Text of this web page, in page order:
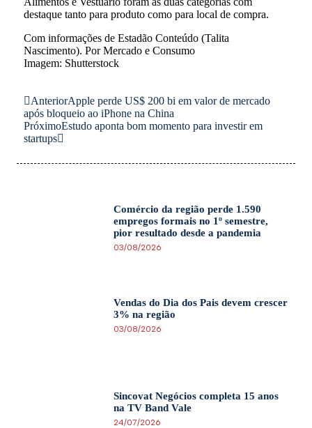
destaque tanto para produto como para local de compra.
Com informações de Estadão Conteúdo (Talita
Nascimento). Por Mercado e Consumo
Imagem: Shutterstock
AnteriorApple perde US$ 200 bi em valor de mercado
após bloqueio ao iPhone na China
PróximoEstudo aponta bom momento para investir em
startups
Comércio da região perde 1.590
empregos formais no 1º semestre,
pior resultado desde a pandemia
03/08/2026
Vendas do Dia dos Pais devem crescer
3% na região
03/08/2026
Sincovat Negócios completa 15 anos
na TV Band Vale
24/07/2026